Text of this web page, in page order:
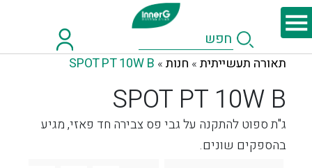
תאורה תעשייתית » חנות »
SPOT PT 10W B
SPOT PT 10W B
ג"ת ספוט להתקנה על גבי פס צבירה חד פאזי, מגיע
בהספקים שונים.